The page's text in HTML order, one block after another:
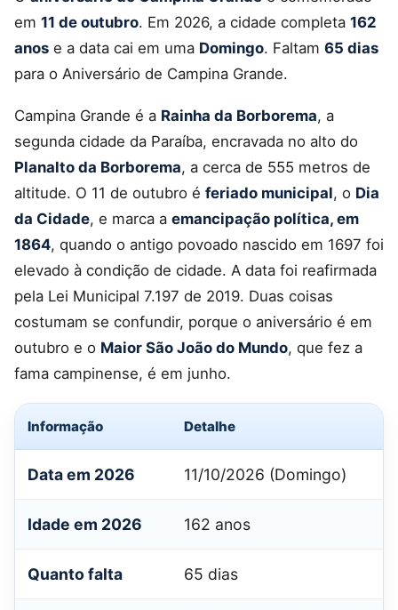
em 11 de outubro. Em 2026, a cidade completa 162
anos e a data cai em uma Domingo. Faltam 65 dias
para o Aniversário de Campina Grande.
Campina Grande é a Rainha da Borborema, a
segunda cidade da Paraíba, encravada no alto do
Planalto da Borborema, a cerca de 555 metros de
altitude. O 11 de outubro é feriado municipal, o Dia
da Cidade, e marca a emancipação política, em
1864, quando o antigo povoado nascido em 1697 foi
elevado à condição de cidade. A data foi reafirmada
pela Lei Municipal 7.197 de 2019. Duas coisas
costumam se confundir, porque o aniversário é em
outubro e o Maior São João do Mundo, que fez a
fama campinense, é em junho.
Informação Detalhe
Data em 2026 11/10/2026 (Domingo)
Idade em 2026 162 anos
Quanto falta 65 dias